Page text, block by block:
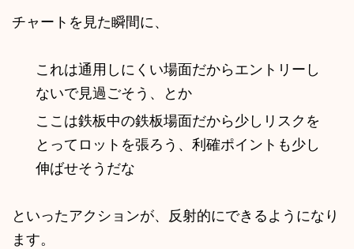
チャートを見た瞬間に、
これは通用しにくい場面だからエントリーし
ないで見過ごそう、とか
ここは鉄板中の鉄板場面だから少しリスクを
とってロットを張ろう、利確ポイントも少し
伸ばせそうだな
といったアクションが、反射的にできるようになり
ます。